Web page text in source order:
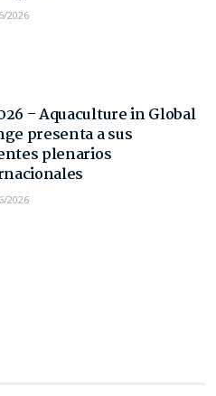
2026
– Aquaculture in Global
presenta a sus
plenarios
2026